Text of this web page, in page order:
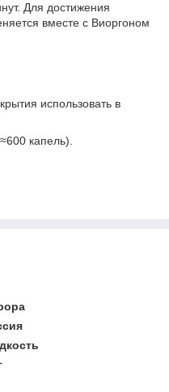
Для достижения
вместе с Виоргоном
использовать в
капель).